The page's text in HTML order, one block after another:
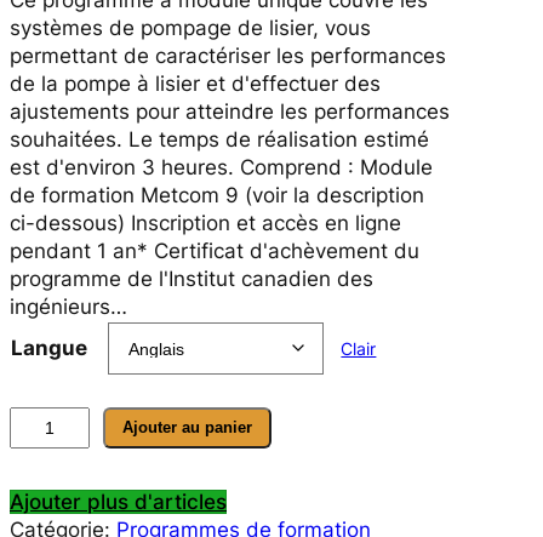
systèmes de pompage de lisier, vous
permettant de caractériser les performances
de la pompe à lisier et d'effectuer des
ajustements pour atteindre les performances
souhaitées. Le temps de réalisation estimé
est d'environ 3 heures. Comprend : Module
de formation Metcom 9 (voir la description
ci-dessous) Inscription et accès en ligne
pendant 1 an* Certificat d'achèvement du
programme de l'Institut canadien des
ingénieurs…
Langue
Clair
u
n
t
Ajouter au panier
Ajouter plus d'articles
Catégorie: Programmes de formation